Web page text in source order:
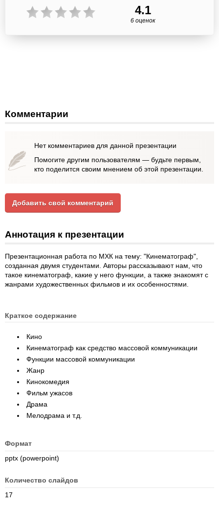
4.1
6 оценок
Комментарии
Нет комментариев для данной презентации
Помогите другим пользователям — будьте первым,
кто поделится своим мнением об этой презентации.
Добавить свой комментарий
Аннотация к презентации
Презентационная работа по МХК на тему: "Кинематограф",
созданная двумя студентами. Авторы рассказывают нам, что
такое кинематограф, какие у него функции, а также знакомят с
жанрами художественных фильмов и их особенностями.
Краткое содержание
Кино
Кинематограф как средство массовой коммуникации
Функции массовой коммуникации
Жанр
Кинокомедия
Фильм ужасов
Драма
Мелодрама и т.д.
Формат
pptx (powerpoint)
Количество слайдов
17